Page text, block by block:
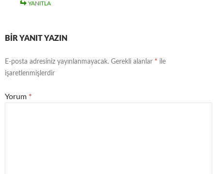
YANITLA
BIR YANIT YAZIN
E-posta adresiniz yayınlanmayacak. Gerekli alanlar * ile
işaretlenmişlerdir
Yorum *